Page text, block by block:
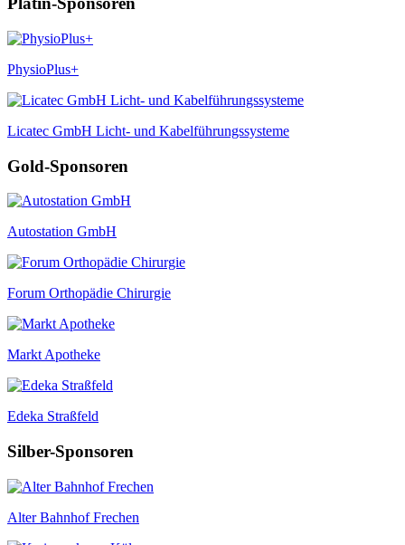
PhysioPlus+
Licatec GmbH Licht- und Kabelführungssysteme
Gold-Sponsoren
Autostation GmbH
Forum Orthopädie Chirurgie
Markt Apotheke
Edeka Straßfeld
Silber-Sponsoren
Alter Bahnhof Frechen